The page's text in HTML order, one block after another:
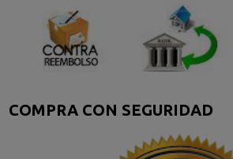
COMPRA CON SEGURIDAD